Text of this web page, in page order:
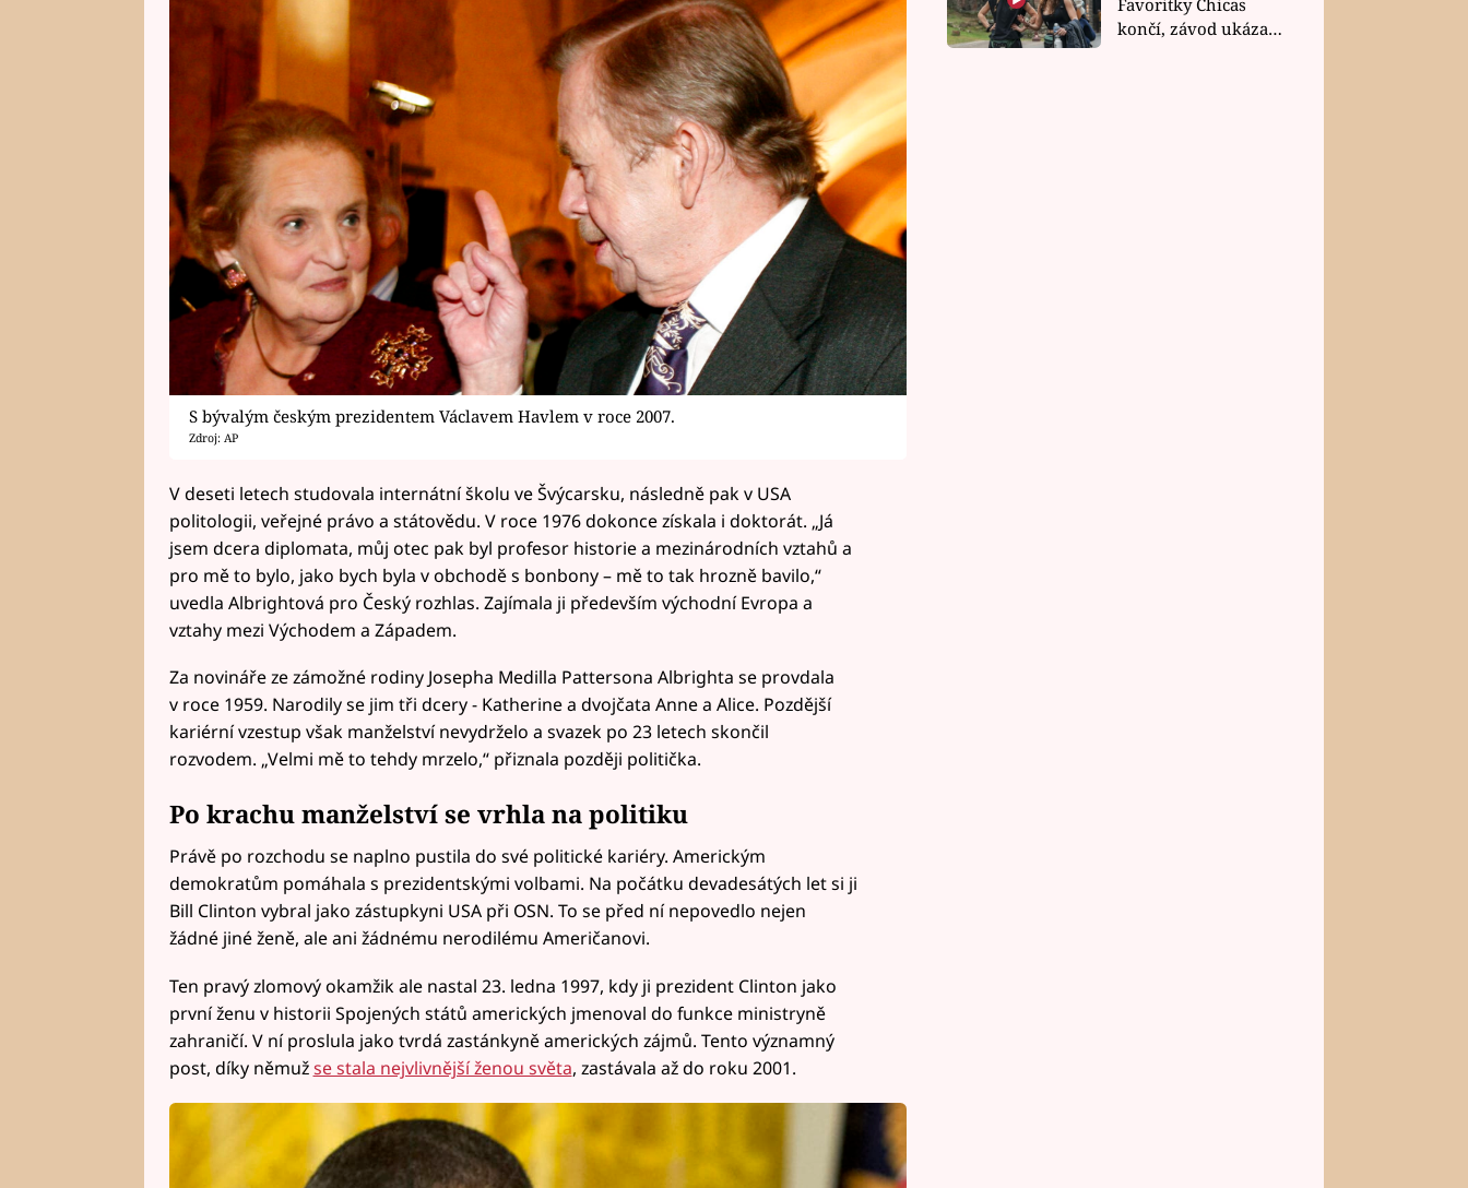
S bývalým českým prezidentem Václavem Havlem v roce 2007.
Zdroj: AP
V deseti letech studovala internátní školu ve Švýcarsku, následně pak v USA
politologii, veřejné právo a státovědu. V roce 1976 dokonce získala i doktorát. „Já
jsem dcera diplomata, můj otec pak byl profesor historie a mezinárodních vztahů a
pro mě to bylo, jako bych byla v obchodě s bonbony – mě to tak hrozně bavilo,“
uvedla Albrightová pro Český rozhlas. Zajímala ji především východní Evropa a
vztahy mezi Východem a Západem.
Za novináře ze zámožné rodiny Josepha Medilla Pattersona Albrighta se provdala
v roce 1959. Narodily se jim tři dcery - Katherine a dvojčata Anne a Alice. Pozdější
kariérní vzestup však manželství nevydrželo a svazek po 23 letech skončil
rozvodem. „Velmi mě to tehdy mrzelo,“ přiznala později politička.
Po krachu manželství se vrhla na politiku
Právě po rozchodu se naplno pustila do své politické kariéry. Americkým
demokratům pomáhala s prezidentskými volbami. Na počátku devadesátých let si ji
Bill Clinton vybral jako zástupkyni USA při OSN. To se před ní nepovedlo nejen
žádné jiné ženě, ale ani žádnému nerodilému Američanovi.
Ten pravý zlomový okamžik ale nastal 23. ledna 1997, kdy ji prezident Clinton jako
první ženu v historii Spojených států amerických jmenoval do funkce ministryně
zahraničí. V ní proslula jako tvrdá zastánkyně amerických zájmů. Tento významný
post, díky němužse stala nejvlivnější ženou světa, zastávala až do roku 2001.
Favoritky Chicas
končí, závod ukázal